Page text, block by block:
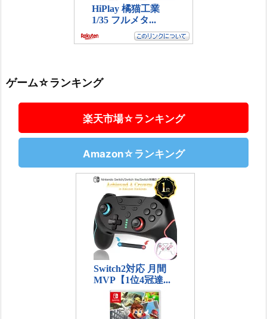
ゲーム☆ランキング
楽天市場☆ランキング
Amazon☆ランキング